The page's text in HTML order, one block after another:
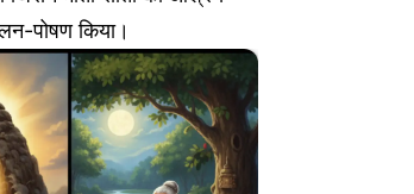
पोषण किया।